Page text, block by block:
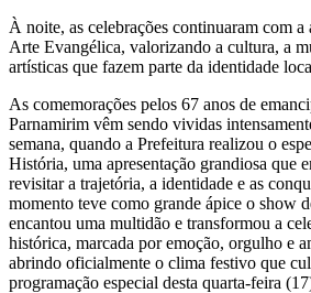
À noite, as celebrações continuaram com a
Arte Evangélica, valorizando a cultura, a
artísticas que fazem parte da identidade
As comemorações pelos 67 anos de
Parnamirim vêm sendo vividas
semana, quando a Prefeitura realizou o
História, uma apresentação grandiosa que
revisitar a trajetória, a identidade e as
momento teve como grande ápice o show
encantou uma multidão e transformou a
histórica, marcada por emoção, orgulho e
abrindo oficialmente o clima festivo que
programação especial desta quarta-feira